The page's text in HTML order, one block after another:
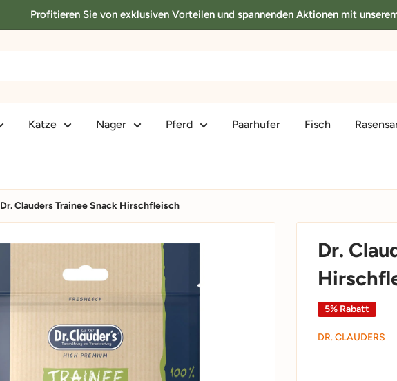
Profitieren Sie von exklusiven Vorteilen und spannenden Aktionen mit
Katze Nager Pferd Paarhufer Fisch
Dr. Clauders Trainee Snack Hirschfleisch
Dr.
5% Rabatt
DR. CLAUDERS